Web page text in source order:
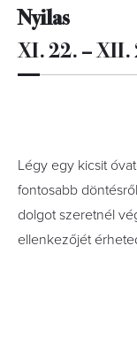
Nyilas
XI. 22. – XII.
Légy egy kicsit
fontosabb
dolgot szeretnél
ellenkezőjét